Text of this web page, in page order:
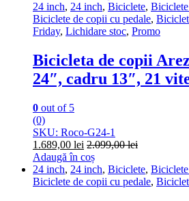
24 inch, 24 inch, Biciclete,
Biciclete de copii cu pedale,
Friday, Lichidare stoc, Promo
Bicicleta de copii
24″, cadru 13″, 21
0 out of 5
(0)
SKU: Roco-G24-1
1.689,00 lei 2.099,00lei
Adaugă în coș
24 inch, 24 inch, Biciclete,
Biciclete de copii cu pedale,